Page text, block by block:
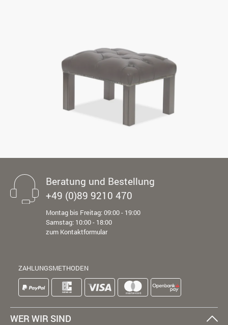
Beratung und Bestellung
+49 (0)89 9210 470
Montag bis Freitag: 09:00 - 19:00
Samstag: 10:00 - 18:00
zum Kontaktformular
ZAHLUNGSMETHODEN
WER WIR SIND